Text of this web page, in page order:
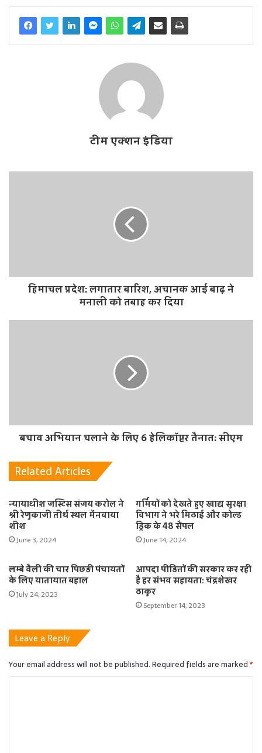
टीम एक्शन इंडिया
हिमाचल प्रदेश: लगातार बारिश, अचानक आई बाढ़ ने
मनाली को तबाह कर दिया
बचाव अभियान चलाने के लिए 6 हेलिकॉप्टर तैनात: सीएम
Related Articles
न्यायाधीश जस्टिस संजय करोल ने
श्री रेणुकाजी तीर्थ स्थल मेंनवाया
शीश
June 3, 2024
गर्मियों को देखते हुए खाद्य सुरक्षा
विभाग ने भरे मिठाई और कोल्ड
ड्रिंक के 48 सैंपल
June 14, 2024
लम्बे वैली की चार पिछड़ी पंचायतों
के लिए यातायात बहाल
July 24, 2023
आपदा पीड़ितों की सरकार कर रही
है हर संभव सहायता: चंद्रशेखर
ठाकुर
September 14, 2023
Leave a Reply
Your email address will not be published.Required fields are marked*